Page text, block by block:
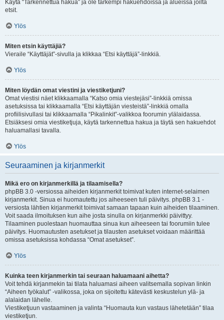
Käytä “Tarkennettua hakua” ja ole tarkempi hakuehdoissa ja alueissa joilta
etsit.
Ylös
Miten etsin käyttäjiä?
Vieraile “Käyttäjät”-sivulla ja klikkaa “Etsi käyttäjä”-linkkiä.
Ylös
Miten löydän omat viestini ja viestiketjuni?
Omat viestisi näet klikkaamalla “Katso omia viestejäsi”-linkkiä omissa
asetuksissa tai klikkaamalla “Etsi käyttäjän viesteistä”-linkkiä omalla
profiilisivullasi tai klikkaamalla “Pikalinkit”-valikkoa foorumin ylälaidassa.
Etsiäksesi omia viestiketjuja, käytä tarkennettua hakua ja täytä sen hakuehdot
haluamallasi tavalla.
Ylös
Seuraaminen ja kirjanmerkit
Mikä ero on kirjanmerkillä ja tilaamisella?
phpBB 3.0 -versiossa aiheiden kirjanmerkit toimivat kuten internet-selaimen
kirjanmerkit. Sinua ei huomautettu jos aiheeseen tuli päivitys. phpBB 3.1 -
versiosta lähtien kirjanmerkit toimivat samaan tapaan kuin aiheiden tilaaminen.
Voit saada ilmoituksen kun aihe josta sinulla on kirjanmerkki päivittyy.
Tilaaminen puolestaan huomauttaa sinua kun aiheeseen tai foorumiin tulee
päivitys. Huomautusten asetukset ja tilausten asetukset voidaan määrittää
omissa asetuksissa kohdassa “Omat asetukset”.
Ylös
Kuinka teen kirjanmerkin tai seuraan haluamaani aihetta?
Voit tehdä kirjanmekin tai tilata haluamasi aiheen valitsemalla sopivan linkin
“Aiheen työkalut” -valikossa, joka on sijoitettu kätevästi keskustelun ylä- ja
alalaidan lähelle.
Viestiketjuun vastaaminen ja valinta “Huomauta kun vastaus lähetetään” tilaa
viestiketjun.